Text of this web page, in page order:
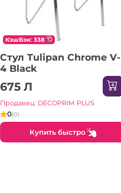
КэшБэк: 338
Стул Tulipan Chrome V-
4 Black
675 Л
Продавец: DECOPRIM PLUS
0(0)
Купить быстро